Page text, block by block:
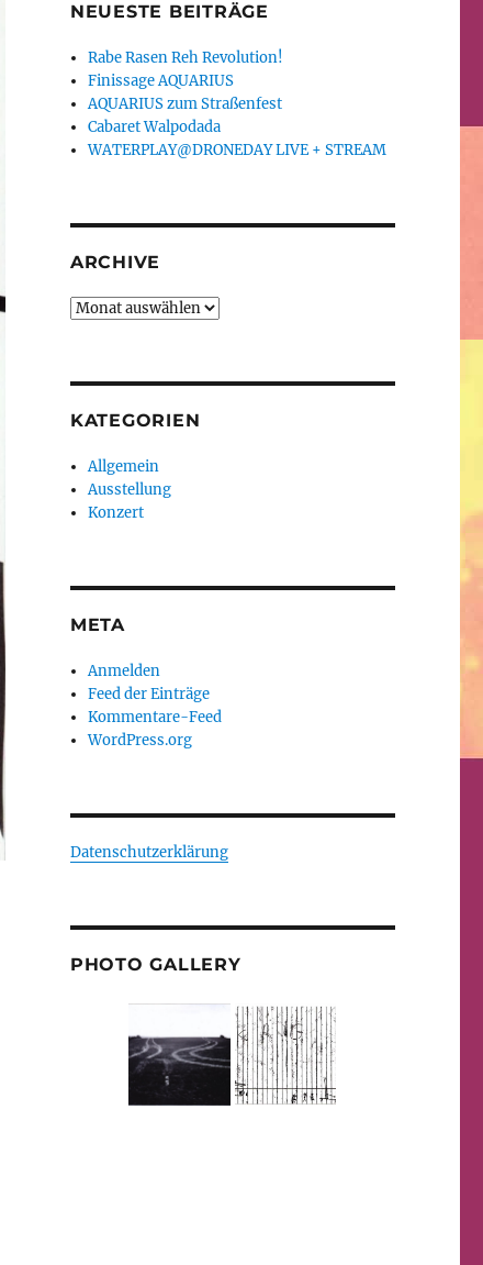
NEUESTE BEITRÄGE
Rabe Rasen Reh Revolution!
Finissage AQUARIUS
AQUARIUS zum Straßenfest
Cabaret Walpodada
WATERPLAY@DRONEDAY LIVE + STREAM
ARCHIVE
Archive
KATEGORIEN
Allgemein
Ausstellung
Konzert
META
Anmelden
Feed der Einträge
Kommentare-Feed
WordPress.org
Datenschutzerklärung
PHOTO GALLERY